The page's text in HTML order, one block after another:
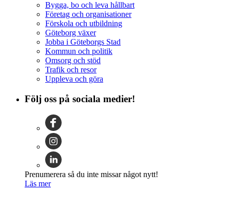
Bygga, bo och leva hållbart
Företag och organisationer
Förskola och utbildning
Göteborg växer
Jobba i Göteborgs Stad
Kommun och politik
Omsorg och stöd
Trafik och resor
Uppleva och göra
Följ oss på sociala medier!
Prenumerera så du inte missar något nytt!
Läs mer